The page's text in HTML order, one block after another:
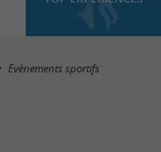
Masquer la carte
Evènements sportifs